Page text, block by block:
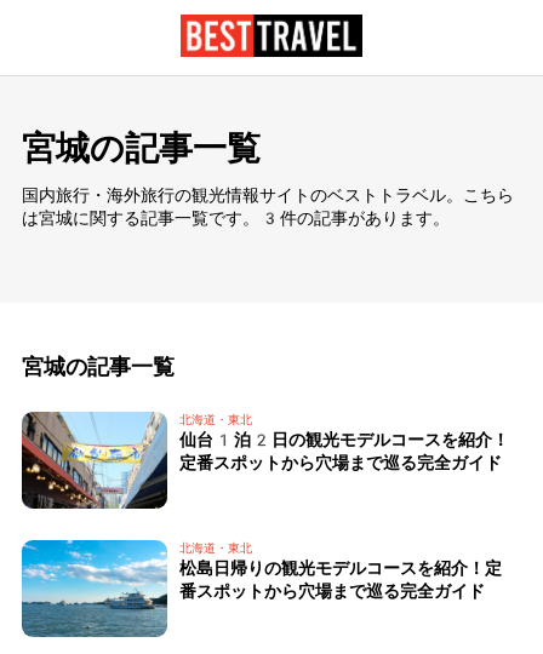
宮城の記事一覧
国内旅行・海外旅行の観光情報サイトのベストトラベル。こちら
は宮城に関する記事一覧です。3件の記事があります。
宮城の記事一覧
北海道・東北
仙台1泊2日の観光モデルコースを紹介！
定番スポットから穴場まで巡る完全ガイド
北海道・東北
松島日帰りの観光モデルコースを紹介！定
番スポットから穴場まで巡る完全ガイド